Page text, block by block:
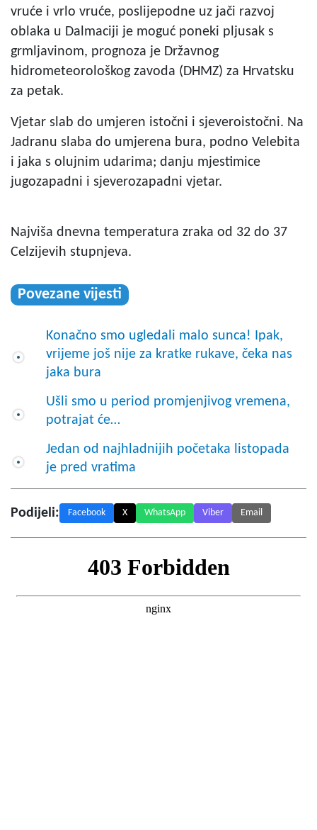
vruće i vrlo vruće, poslijepodne uz jači razvoj
oblaka u Dalmaciji je moguć poneki pljusak s
grmljavinom, prognoza je Državnog
hidrometeorološkog zavoda (DHMZ) za Hrvatsku
za petak.
Vjetar slab do umjeren istočni i sjeveroistočni. Na
Jadranu slaba do umjerena bura, podno Velebita
i jaka s olujnim udarima; danju mjestimice
jugozapadni i sjeverozapadni vjetar.
Najviša dnevna temperatura zraka od 32 do 37
Celzijevih stupnjeva.
Povezane vijesti
Konačno smo ugledali malo sunca! Ipak,
vrijeme još nije za kratke rukave, čeka nas
jaka bura
Ušli smo u period promjenjivog vremena,
potrajat će…
Jedan od najhladnijih početaka listopada
je pred vratima
Podijeli: Facebook X WhatsApp Viber Email